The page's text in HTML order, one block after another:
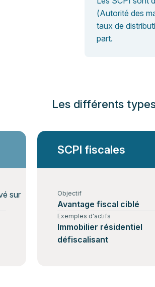
(Autorité des
taux de
part.
Les différents
SCPI fiscales
Objectif
Avantage fiscal ciblé
Exemples d'actifs
Immobilier résidentiel
défiscalisant